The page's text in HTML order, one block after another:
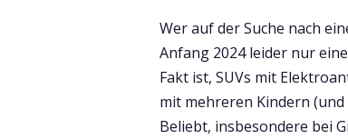
Wer auf der Suche nach
Anfang 2024 leider nur
Fakt ist, SUVs mit
mit mehreren Kindern
Beliebt, insbesondere bei